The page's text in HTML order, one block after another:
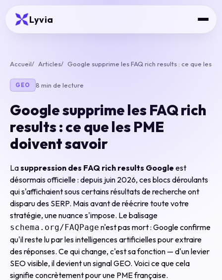
Lyvia
Accueil Articles Google supprime les FAQ rich results : ce que les
GEO 8 min de lecture
Google supprime les FAQ rich
results : ce que les PME
doivent savoir
Lasuppression des FAQ rich results Google est
désormais officielle : depuis juin 2026, ces blocs déroulants
qui s'affichaient sous certains résultats de recherche ont
disparu des SERP. Mais avant de réécrire toute votre
stratégie, une nuance s'impose. Le balisage
schema.org/FAQPage n'est pas mort : Google confirme
qu'il reste lu par les intelligences artificielles pour extraire
des réponses. Ce qui change, c'est sa fonction — d'un levier
SEO visible, il devient un signal GEO. Voici ce que cela
signifie concrètement pour une PME française.